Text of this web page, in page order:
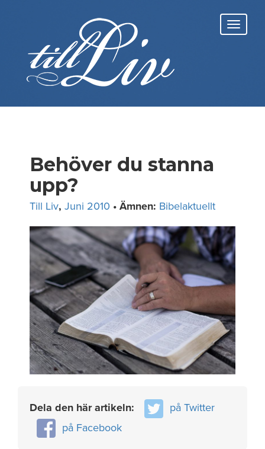
Behöver du stanna
upp?
Till Liv, Juni 2010 • Ämnen: Bibelaktuellt
Dela den här artikeln:
på Twitter
på Facebook